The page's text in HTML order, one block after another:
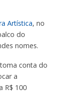
Artística, no
do
nomes.
conta do
a
R$ 100